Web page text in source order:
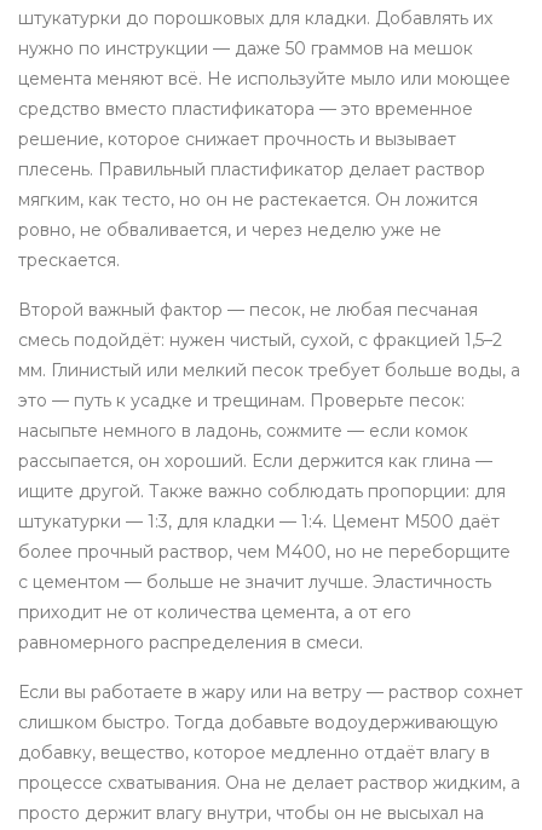
штукатурки до порошковых для кладки. Добавлять их
нужно по инструкции — даже 50 граммов на мешок
цемента меняют всё. Не используйте мыло или моющее
средство вместо пластификатора — это временное
решение, которое снижает прочность и вызывает
плесень. Правильный пластификатор делает раствор
мягким, как тесто, но он не растекается. Он ложится
ровно, не обваливается, и через неделю уже не
трескается.
Второй важный фактор — песок, не любая песчаная
смесь подойдёт: нужен чистый, сухой, с фракцией 1,5–2
мм. Глинистый или мелкий песок требует больше воды, а
это — путь к усадке и трещинам. Проверьте песок:
насыпьте немного в ладонь, сожмите — если комок
рассыпается, он хороший. Если держится как глина —
ищите другой. Также важно соблюдать пропорции: для
штукатурки — 1:3, для кладки — 1:4. Цемент М500 даёт
более прочный раствор, чем М400, но не переборщите
с цементом — больше не значит лучше. Эластичность
приходит не от количества цемента, а от его
равномерного распределения в смеси.
Если вы работаете в жару или на ветру — раствор сохнет
слишком быстро. Тогда добавьте водоудерживающую
добавку, вещество, которое медленно отдаёт влагу в
процессе схватывания. Она не делает раствор жидким, а
просто держит влагу внутри, чтобы он не высыхал на